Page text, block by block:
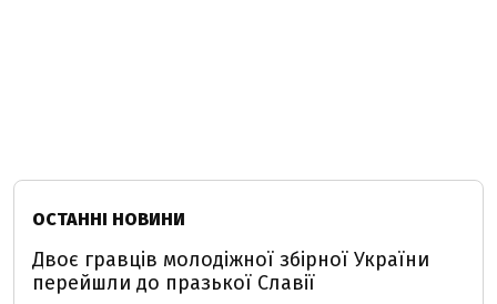
ОСТАННІ НОВИНИ
Двоє гравців молодіжної збірної України
перейшли до празької Славії